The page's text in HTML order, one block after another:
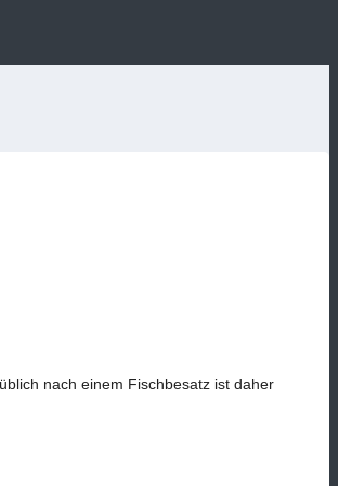
nach einem Fischbesatz ist daher